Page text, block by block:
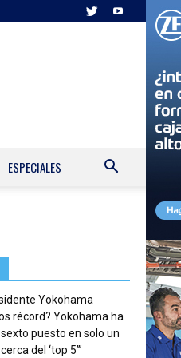
ESPECIALES
Yokohama
récord? Yokohama ha
puesto en solo un
del ‘top 5’”